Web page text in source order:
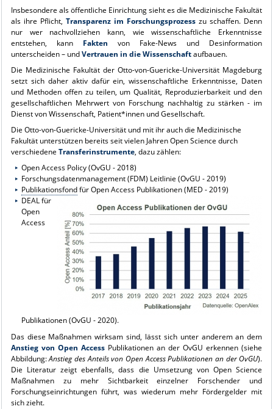
Insbesondere als öffentliche Einrichtung sieht es die Medizinische Fakultät
als ihre Pflicht, Transparenz im Forschungsprozess zu schaffen. Denn
nur wer nachvollziehen kann, wie wissenschaftliche Erkenntnisse
entstehen, kann Fakten von Fake-News und Desinformation
unterscheiden – undVertrauen in die Wissenschaftaufbauen.
Die Medizinische Fakultät der Otto-von-Guericke-Universität Magdeburg
setzt sich daher aktiv dafür ein, wissenschaftliche Erkenntnisse, Daten
und Methoden offen zu teilen, um Qualität, Reproduzierbarkeit und den
gesellschaftlichen Mehrwert von Forschung nachhaltig zu stärken - im
Dienst von Wissenschaft, Patient*innen und Gesellschaft.
Die Otto-von-Guericke-Universität und mit ihr auch die Medizinische
Fakultät unterstützen bereitsseitvielen Jahren Open Science durch
verschiedene Transferinstrumente, dazu zählen:
Open Access Policy (OvGU - 2018)
Forschungsdatenmanagement (FDM) Leitlinie (OvGU - 2019)
Publikationsfondfür Open Access Publikationen (MED - 2019)
DEAL für
Open
Access
Publikationen (OvGU - 2020).
Das diese Maßnahmen wirksam sind, lässt sich unter anderem an dem
Anstieg von Open AccessPublikationen an der OvGU erkennen (siehe
Abbildung:Anstieg des Anteils von Open Access Publikationen an der OvGU).
Die Literatur zeigt ebenfalls, dass die Umsetzung von Open Science
Maßnahmen zu mehr Sichtbarkeit einzelner Forschender und
Forschungseinrichtungen führt, was wiederum mehr Fördergelder mit
sich zieht.